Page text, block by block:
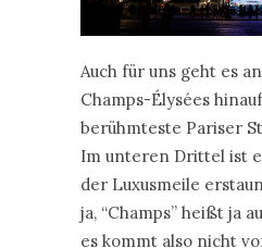
Auch für uns geht es
Champs-Élysées
berühmteste Pariser
Im unteren Drittel ist
der Luxusmeile
ja, “Champs” heißt ja
es kommt also nicht